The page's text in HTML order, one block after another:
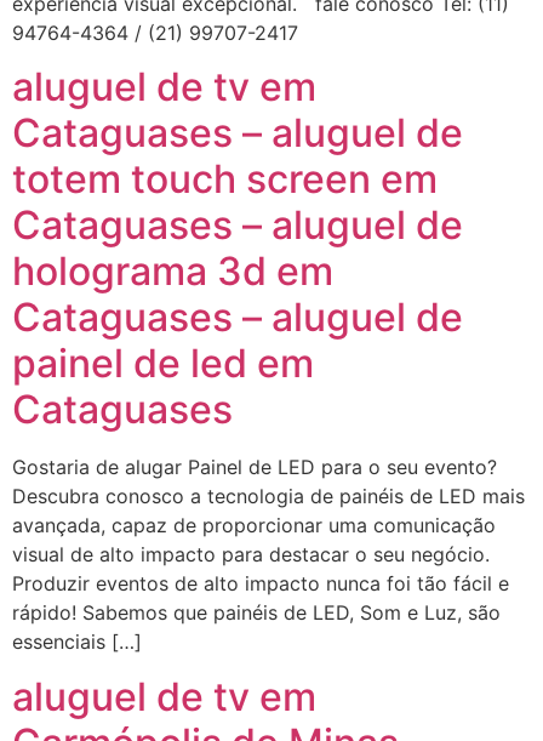
94764-4364 / (21) 99707-2417
aluguel de tv em
Cataguases – aluguel de
totem touch screen em
Cataguases – aluguel de
holograma 3d em
Cataguases – aluguel de
painel de led em
Cataguases
Gostaria de alugar Painel de LED para o seu evento?
Descubra conosco a tecnologia de painéis de LED mais
avançada, capaz de proporcionar uma comunicação
visual de alto impacto para destacar o seu negócio.
Produzir eventos de alto impacto nunca foi tão fácil e
rápido! Sabemos que painéis de LED, Som e Luz, são
essenciais […]
aluguel de tv em